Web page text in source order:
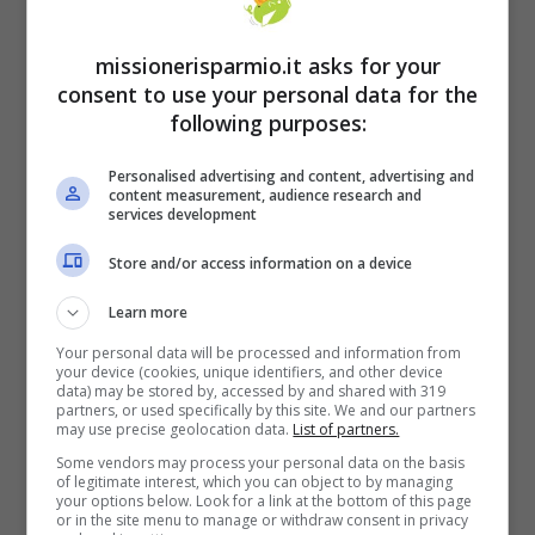
Gas, la strada rimane solo quella del
razionamento
GliStati Unitisono invece focalizzati
sull’inflazione, con Joe Biden che se l’è
presa con le raffinerie e i distributori.
missionerisparmio.it asks for your
consent to use your personal data for the
following purposes:
Personalised advertising and content, advertising and
content measurement, audience research and
services development
Store and/or access information on a device
Learn more
Your personal data will be processed and information from
your device (cookies, unique identifiers, and other device
data) may be stored by, accessed by and shared with 319
partners, or used specifically by this site. We and our partners
may use precise geolocation data. List of partners.
Some vendors may process your personal data on the basis
of legitimate interest, which you can object to by managing
your options below. Look for a link at the bottom of this page
or in the site menu to manage or withdraw consent in privacy